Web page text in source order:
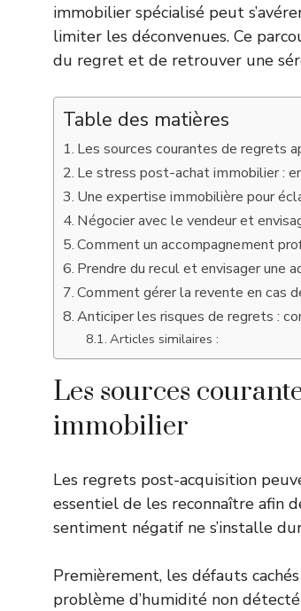
immobilier spécialisé peut
limiter les déconvenues. Ce
du regret et de retrouver une
Table des matières
Les sources courantes de regrets
Le stress post-achat immobilier :
Une expertise immobilière pour
Négocier avec le vendeur et
Comment un accompagnement
Prendre du recul et envisager une
Comment gérer la revente en cas
Anticiper les risques de regrets :
Articles similaires :
Les sources
immobilier
Les regrets post-acquisition
essentiel de les reconnaître afin
sentiment négatif ne s’installe
Premièrement, les défauts
problème d’humidité non